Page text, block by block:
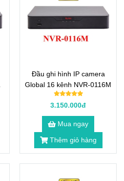
Đầu ghi hình IP camera
Global 16 kênh NVR-0116M
3.150.000đ
Mua ngay
Thêm giỏ hàng